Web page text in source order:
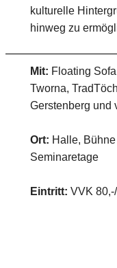
kulturelle
hinweg zu
Mit: Floating
Tworna,
Gerstenberg und
Ort: Halle,
Seminaretage
Eintritt: VVK